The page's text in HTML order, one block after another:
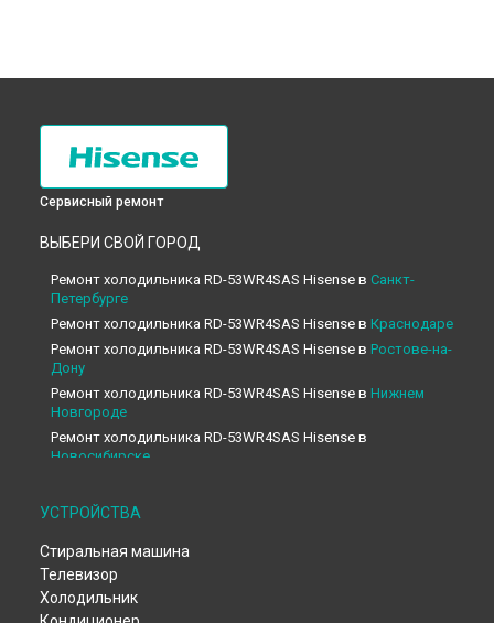
Сервисный ремонт
ВЫБЕРИ СВОЙ ГОРОД
Ремонт холодильника RD-53WR4SAS Hisense в Санкт-
Петербурге
Ремонт холодильника RD-53WR4SAS Hisense в Краснодаре
Ремонт холодильника RD-53WR4SAS Hisense в Ростове-на-
Дону
Ремонт холодильника RD-53WR4SAS Hisense в Нижнем
Новгороде
Ремонт холодильника RD-53WR4SAS Hisense в
Новосибирске
Ремонт холодильника RD-53WR4SAS Hisense в
Ремонт холодильника RD-53WR4SAS Hisense в
Ремонт холодильника RD-53WR4SAS Hisense в
Ремонт холодильника RD-53WR4SAS Hisense в
УСТРОЙСТВА
Стиральная машина
Телевизор
Холодильник